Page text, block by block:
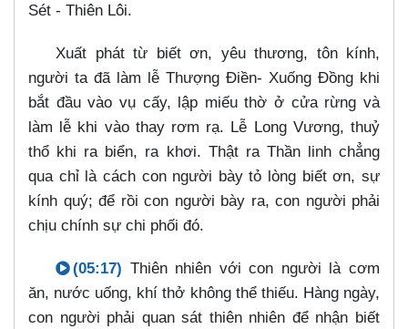
Sét - Thiên Lôi.
Xuất phát từ biết ơn, yêu thương, tôn kính,
người ta đã làm lễ Thượng Điền- Xuống Đồng khi
bắt đầu vào vụ cấy, lập miếu thờ ở cửa rừng và
làm lễ khi vào thay rơm rạ. Lễ Long Vương, thuỷ
thổ khi ra biển, ra khơi. Thật ra Thần linh chẳng
qua chỉ là cách con người bày tỏ lòng biết ơn, sự
kính quý; để rồi con người bày ra, con người phải
chịu chính sự chi phối đó.
(05:17) Thiên nhiên với con người là cơm
ăn, nước uống, khí thở không thể thiếu. Hàng ngày,
con người phải quan sát thiên nhiên để nhận biết